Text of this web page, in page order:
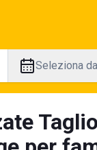
Seleziona